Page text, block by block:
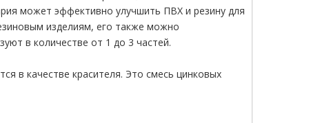
может эффективно улучшить ПВХ и резину для
изделиям, его также можно
в количестве от 1 до 3 частей.
в качестве красителя. Это смесь цинковых